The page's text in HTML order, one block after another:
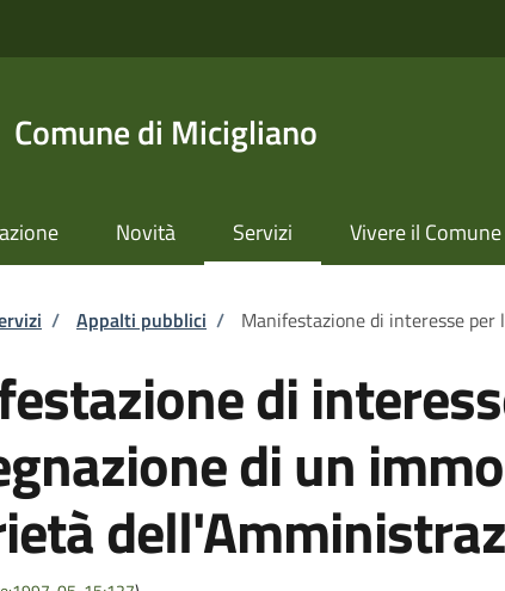
Comune di Micigliano
Novità Servizi Vivere il Comune
di pane
/ Appalti pubblici / Manifestazione di interesse
di
di un